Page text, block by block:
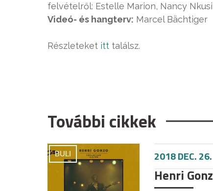
felvételről: Estelle Marion, Nancy Nkusi
Videó- és hangterv: Marcel Bächtiger
Részleteket itt találsz.
További cikkek
BULI 2018 DEC. 26.
Henri